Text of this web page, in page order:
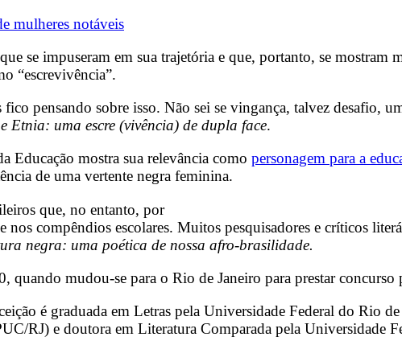
mulheres notáveis
se impuseram em sua trajetória e que, portanto, se mostram
“escrevivência”.
fico pensando sobre isso. Não sei se vingança, talvez
Etnia: uma escre (vivência) de dupla face.
Educação mostra sua relevância como personagem para a
de uma vertente negra feminina.
que, no entanto, por
compêndios escolares. Muitos pesquisadores e críticos
negra: uma poética de nossa afro-brasilidade.
quando mudou-se para o Rio de Janeiro para prestar concurso
é graduada em Letras pela Universidade Federal do Rio
RJ) e doutora em Literatura Comparada pela Universidade